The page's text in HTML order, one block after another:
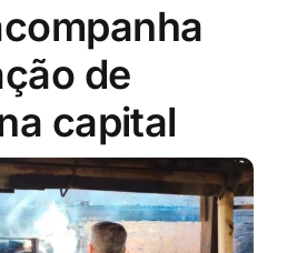
de
capital